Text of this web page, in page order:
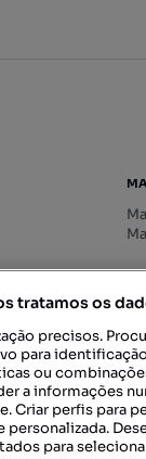
tratamos os
precisos.
para
ou
a informações
Criar perfis para
para